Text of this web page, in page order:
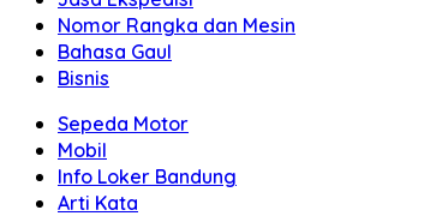
Nomor Rangka dan Mesin
Bahasa Gaul
Bisnis
Sepeda Motor
Mobil
Info Loker Bandung
Arti Kata